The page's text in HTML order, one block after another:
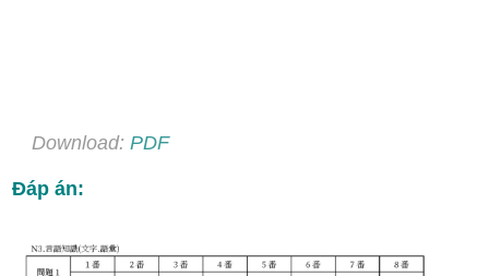
Download:PDF
Đáp án: